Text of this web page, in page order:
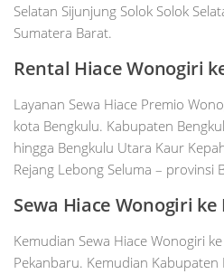
Selatan Sijunjung Solok Solok
Sumatera Barat.
Rental HiaceWonogiri
Layanan Sewa Hiace Premio
kota Bengkulu. Kabupaten
hingga Bengkulu Utara Kaur
Rejang Lebong Seluma – provinsi
Sewa Hiace Wonogiri ke
Kemudian Sewa Hiace Wonogiri
Pekanbaru. Kemudian Kabupaten